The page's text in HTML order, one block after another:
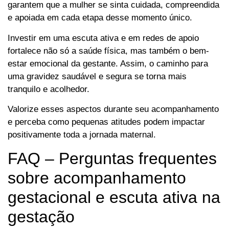
garantem que a mulher se sinta cuidada, compreendida
e apoiada em cada etapa desse momento único.
Investir em uma escuta ativa e em redes de apoio
fortalece não só a saúde física, mas também o bem-
estar emocional da gestante. Assim, o caminho para
uma gravidez saudável e segura se torna mais
tranquilo e acolhedor.
Valorize esses aspectos durante seu acompanhamento
e perceba como pequenas atitudes podem impactar
positivamente toda a jornada maternal.
FAQ – Perguntas frequentes
sobre acompanhamento
gestacional e escuta ativa na
gestação